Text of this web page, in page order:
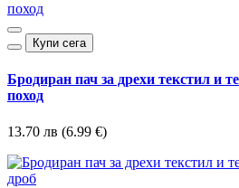
Купи сега
Бродиран пач за дрехи текстил и
поход
13.70 лв (6.99 €)